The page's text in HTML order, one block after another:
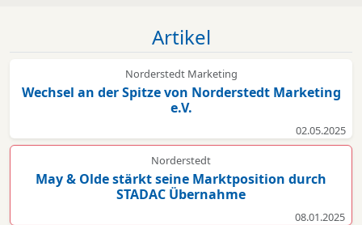
Artikel
Norderstedt Marketing
Wechsel an der Spitze von Norderstedt Marketing
e.V.
02.05.2025
Norderstedt
May & Olde stärkt seine Marktposition durch
STADAC Übernahme
08.01.2025